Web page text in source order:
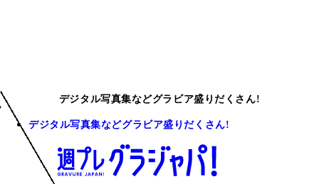
デジタル写真集などグラビア盛りだくさん!
デジタル写真集などグラビア盛りだくさん!